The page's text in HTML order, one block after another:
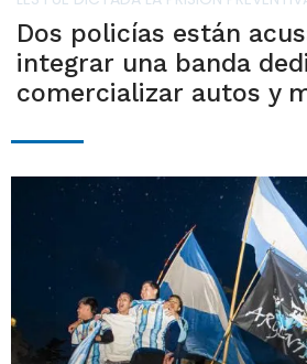
Dos policías están
integrar una banda
comercializar autos y